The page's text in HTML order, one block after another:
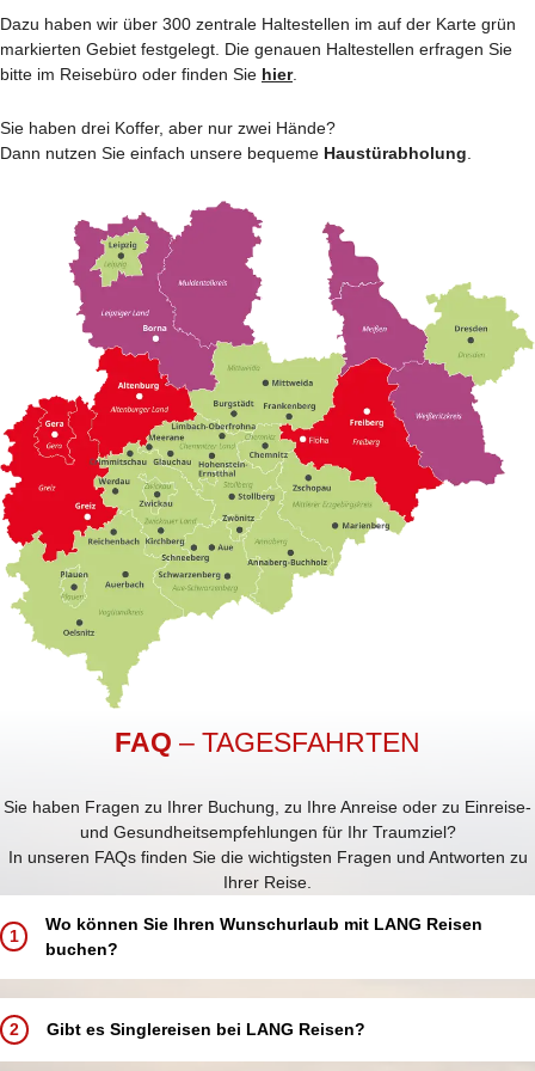
Dazu haben wir über 300 zentrale Haltestellen im auf der Karte grün
markierten Gebiet festgelegt. Die genauen Haltestellen erfragen Sie
bitte im Reisebüro oder finden Sie hier.
Sie haben drei Koffer, aber nur zwei Hände?
Dann nutzen Sie einfach unsere bequeme Haustürabholung.
FAQ – TAGESFAHRTEN
Sie haben Fragen zu Ihrer Buchung, zu Ihre Anreise oder zu Einreise-
und Gesundheitsempfehlungen für Ihr Traumziel?
In unseren FAQs finden Sie die wichtigsten Fragen und Antworten zu
Ihrer Reise.
1
Wo können Sie Ihren Wunschurlaub mit LANG Reisen
buchen?
Buchen Sie Ihren Traumurlaub ganz einfach und bequem:
In einem unserer 5 LANG Reisebüros in Annaberg-Buchholz, Aue,
Chemnitz, Schwarzenberg und Zwickau
2 Gibt es Singlereisen bei LANG Reisen?